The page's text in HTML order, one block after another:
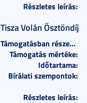
Részletes leírás:
Tisza Volán Ösztöndíj
Támogatásban részesülők száma:
Támogatás mértéke:
Időtartama:
Bírálati szempontok:
Részletes leírás: